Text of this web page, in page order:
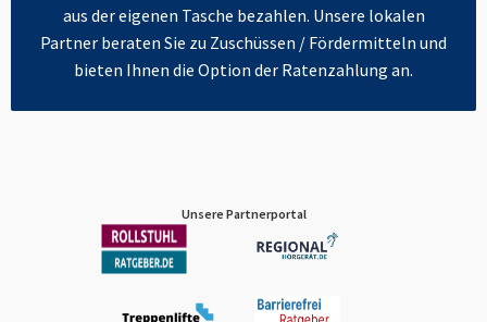
aus der eigenen Tasche bezahlen. Unsere lokalen
Partner beraten Sie zu Zuschüssen / Fördermitteln und
bieten Ihnen die Option der Ratenzahlung an.
Unsere Partnerportal